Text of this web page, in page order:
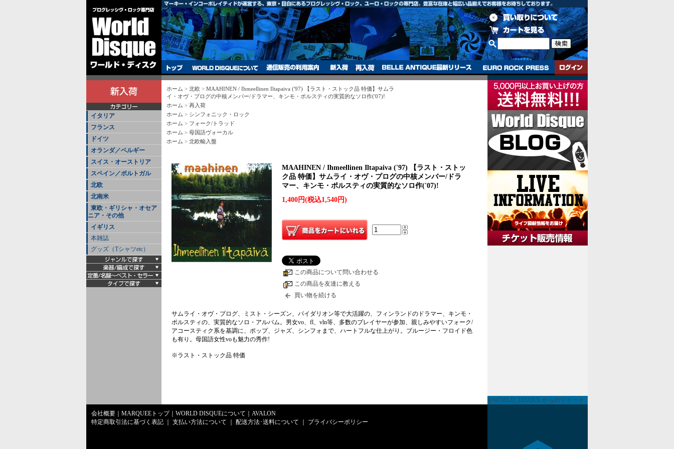
イタリア
フランス
ドイツ
オランダ／ベルギー
スイス・オーストリア
スペイン／ポルトガル
北欧
北南米
東欧・ギリシャ・オセア
ニア・その他
イギリス
本雑誌
グッズ（Tシャツetc）
ホーム > 北欧 > MAAHINEN / Ihmeellinen Iltapaiva ('97) 【ラスト・ストック品 特価】サムラ
イ・オヴ・プログの中核メンバー/ドラマー、キンモ・ポルスティの実質的なソロ作('07)!
ホーム > 再入荷
ホーム > シンフォニック・ロック
ホーム > フォーク/トラッド
ホーム > 母国語ヴォーカル
ホーム > 北欧輸入盤
MAAHINEN / Ihmeellinen Iltapaiva ('97) 【ラスト・ストッ
ク品 特価】サムライ・オヴ・プログの中核メンバー/ドラ
マー、キンモ・ポルスティの実質的なソロ作('07)!
1,400円(税込1,540円)
この商品について問い合わせる
この商品を友達に教える
買い物を続ける
サムライ・オヴ・プログ、ミスト・シーズン、パイダリオン等で大活躍の、フィンランドのドラマー、キンモ・
ポルスティの、実質的なソロ・アルバム。男女vo、fl、vln等、多数のプレイヤーが参加、親しみやすいフォーク/
アコースティク系を基調に、ポップ、ジャズ、シンフォまで、ハートフルな仕上がり。ブルージー・フロイド色
も有り。母国語女性voも魅力の秀作!
※ラスト・ストック品 特価
@WORLD_DISQUE からのツイート
会社概要
MARQUEEトップ｜ WORLD DISQUEについて
AVALON
特定商取引法に基づく表記
支払い方法について 配送方法･送料について プライバシーポリシー